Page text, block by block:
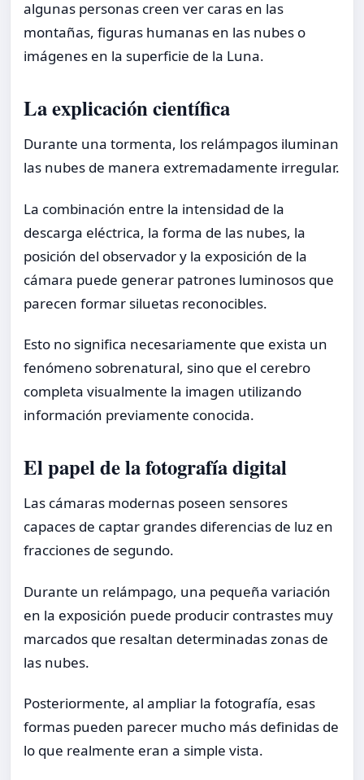
algunas personas creen ver caras en las
montañas, figuras humanas en las nubes o
imágenes en la superficie de la Luna.
La explicación científica
Durante una tormenta, los relámpagos iluminan
las nubes de manera extremadamente irregular.
La combinación entre la intensidad de la
descarga eléctrica, la forma de las nubes, la
posición del observador y la exposición de la
cámara puede generar patrones luminosos que
parecen formar siluetas reconocibles.
Esto no significa necesariamente que exista un
fenómeno sobrenatural, sino que el cerebro
completa visualmente la imagen utilizando
información previamente conocida.
El papel de la fotografía digital
Las cámaras modernas poseen sensores
capaces de captar grandes diferencias de luz en
fracciones de segundo.
Durante un relámpago, una pequeña variación
en la exposición puede producir contrastes muy
marcados que resaltan determinadas zonas de
las nubes.
Posteriormente, al ampliar la fotografía, esas
formas pueden parecer mucho más definidas de
lo que realmente eran a simple vista.